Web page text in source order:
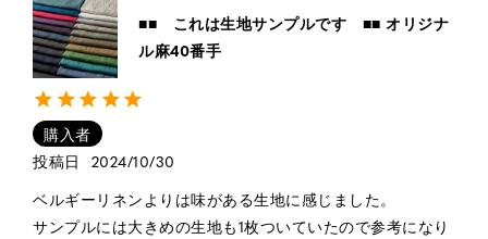
■■ これは生地サンプルです ■■ オリジナ
ル麻40番手
購入者
投稿日
2024/10/30
ベルギーリネンよりは味がある生地に感じました。
サンプルには大きめの生地も1枚ついていたので参考になり